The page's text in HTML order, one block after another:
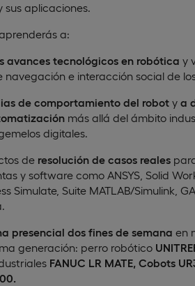
sus aplicaciones.
a:
avances tecnológicos en robótica y
navegación e interacción social de
de comportamiento del robot y a
más allá del ámbito
digitales.
de resolución de casos reales
y software como ANSYS, Solid
Simulate, Suite MATLAB/Simulink,
presencial dos fines de semana en
generación: perro robótico
FANUC LR MATE, Cobots